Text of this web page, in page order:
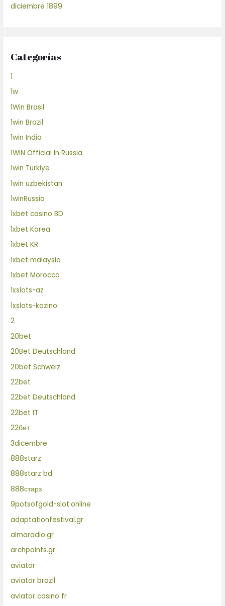
diciembre 1899
Categorías
1
1w
1Win Brasil
1win Brazil
1win India
1WIN Official In Russia
1win Turkiye
1win uzbekistan
1winRussia
1xbet casino BD
1xbet Korea
1xbet KR
1xbet malaysia
1xbet Morocco
1xslots-az
1xslots-kazino
2
20bet
20Bet Deutschland
20bet Schweiz
22bet
22bet Deutschland
22bet IT
22бет
3dicembre
888starz
888starz bd
888старз
9potsofgold-slot.online
adaptationfestival.gr
almaradio.gr
archpoints.gr
aviator
aviator brazil
aviator casino fr